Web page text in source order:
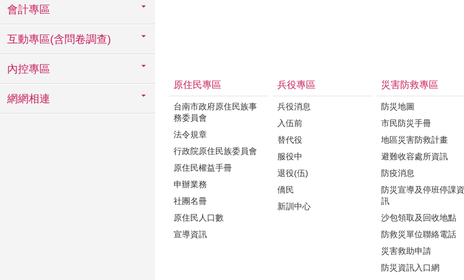
會計專區
互動專區(含問卷調查)
內控專區
網網相連
原住民專區
台南市政府原住民族事
務委員會
法令規章
行政院原住民族委員會
原住民權益手冊
申辦業務
社團名冊
原住民人口數
宣導資訊
兵役專區
兵役消息
入伍前
替代役
服役中
退役(伍)
僑民
新訓中心
災害防救專區
防災地圖
市民防災手冊
地區災害防救計畫
避難收容處所資訊
防疫消息
防災宣導及停班停課資
訊
沙包領取及回收地點
防救災單位聯絡電話
災害救助申請
防災資訊入口網